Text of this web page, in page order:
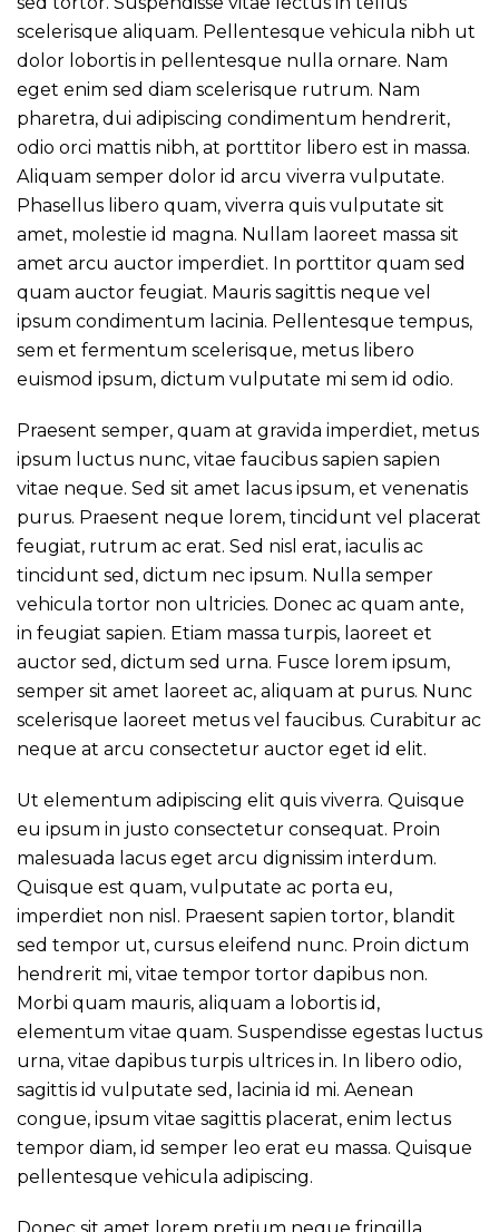
scelerisque aliquam. Pellentesque vehicula nibh ut
dolor lobortis in pellentesque nulla ornare. Nam
eget enim sed diam scelerisque rutrum. Nam
pharetra, dui adipiscing condimentum hendrerit,
odio orci mattis nibh, at porttitor libero est in massa.
Aliquam semper dolor id arcu viverra vulputate.
Phasellus libero quam, viverra quis vulputate sit
amet, molestie id magna. Nullam laoreet massa sit
amet arcu auctor imperdiet. In porttitor quam sed
quam auctor feugiat. Mauris sagittis neque vel
ipsum condimentum lacinia. Pellentesque tempus,
sem et fermentum scelerisque, metus libero
euismod ipsum, dictum vulputate mi sem id odio.
Praesent semper, quam at gravida imperdiet, metus
ipsum luctus nunc, vitae faucibus sapien sapien
vitae neque. Sed sit amet lacus ipsum, et venenatis
purus. Praesent neque lorem, tincidunt vel placerat
feugiat, rutrum ac erat. Sed nisl erat, iaculis ac
tincidunt sed, dictum nec ipsum. Nulla semper
vehicula tortor non ultricies. Donec ac quam ante,
in feugiat sapien. Etiam massa turpis, laoreet et
auctor sed, dictum sed urna. Fusce lorem ipsum,
semper sit amet laoreet ac, aliquam at purus. Nunc
scelerisque laoreet metus vel faucibus. Curabitur ac
neque at arcu consectetur auctor eget id elit.
Ut elementum adipiscing elit quis viverra. Quisque
eu ipsum in justo consectetur consequat. Proin
malesuada lacus eget arcu dignissim interdum.
Quisque est quam, vulputate ac porta eu,
imperdiet non nisl. Praesent sapien tortor, blandit
sed tempor ut, cursus eleifend nunc. Proin dictum
hendrerit mi, vitae tempor tortor dapibus non.
Morbi quam mauris, aliquam a lobortis id,
elementum vitae quam. Suspendisse egestas luctus
urna, vitae dapibus turpis ultrices in. In libero odio,
sagittis id vulputate sed, lacinia id mi. Aenean
congue, ipsum vitae sagittis placerat, enim lectus
tempor diam, id semper leo erat eu massa. Quisque
pellentesque vehicula adipiscing.